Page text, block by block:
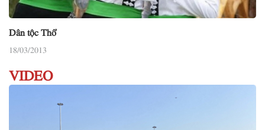
Dân tộc Thổ
18/03/2013
VIDEO